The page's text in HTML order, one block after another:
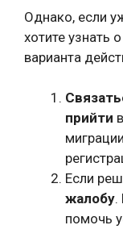
Однако, если
хотите узнать
варианта
прийти
Если
жалобу.
помочь